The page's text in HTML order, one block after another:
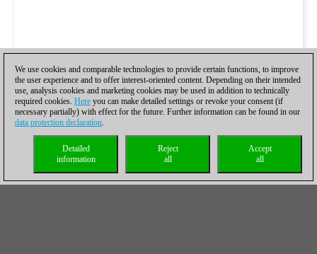
We use cookies and comparable technologies to provide certain functions, to improve
the user experience and to offer interest-oriented content. Depending on their intended
use, analysis cookies and marketing cookies may be used in addition to technically
required cookies. Here you can make detailed settings or revoke your consent (if
necessary partially) with effect for the future. Further information can be found in our
data protection declaration.
Accept
all
Reject
all
Detailed
information